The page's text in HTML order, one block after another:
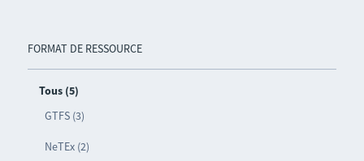
FORMAT DE RESSOURCE
Tous (5)
GTFS (3)
NeTEx (2)